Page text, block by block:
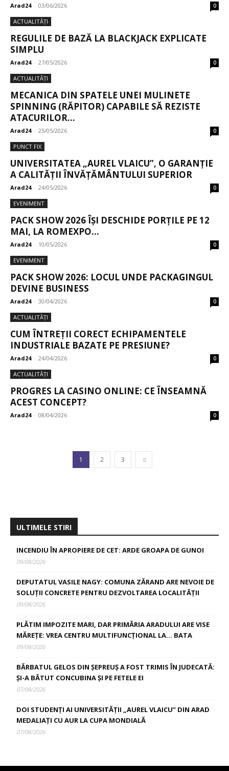
Arad24 - 03/06/2026 0
ACTUALITĂȚI
REGULILE DE BAZĂ LA BLACKJACK EXPLICATE
SIMPLU
Arad24 - 27/05/2026 0
ACTUALITĂȚI
MECANICA DIN SPATELE UNEI MULINETE
SPINNING (RĂPITOR) CAPABILE SĂ REZISTE
ATACURILOR...
Arad24 - 25/05/2026 0
PUNCT FIX
UNIVERSITATEA „AUREL VLAICU”, O GARANȚIE
A CALITĂȚII ÎNVĂȚĂMÂNTULUI SUPERIOR
Arad24 - 24/05/2026 0
EVENIMENT
PACK SHOW 2026 ÎȘI DESCHIDE PORȚILE PE 12
MAI, LA ROMEXPO...
Arad24 - 10/05/2026 0
EVENIMENT
PACK SHOW 2026: LOCUL UNDE PACKAGINGUL
DEVINE BUSINESS
Arad24 - 30/04/2026 0
ACTUALITĂȚI
CUM ÎNTREȚII CORECT ECHIPAMENTELE
INDUSTRIALE BAZATE PE PRESIUNE?
Arad24 - 24/04/2026 0
ACTUALITĂȚI
PROGRES LA CASINO ONLINE: CE ÎNSEAMNĂ
ACEST CONCEPT?
Arad24 - 08/04/2026 0
1 2 3
ULTIMELE STIRI
INCENDIU ÎN APROPIERE DE CET: ARDE GROAPA DE GUNOI
09/08/2026
DEPUTATUL VASILE NAGY: COMUNA ZĂRAND ARE NEVOIE DE
SOLUȚII CONCRETE PENTRU DEZVOLTAREA LOCALITĂȚII
09/08/2026
PLĂTIM IMPOZITE MARI, DAR PRIMĂRIA ARADULUI ARE VISE
MĂREȚE: VREA CENTRU MULTIFUNCȚIONAL LA… BATA
09/08/2026
BĂRBATUL GELOS DIN ȘEPREUȘ A FOST TRIMIS ÎN JUDECATĂ:
ȘI-A BĂTUT CONCUBINA ȘI PE FETELE EI
07/08/2026
DOI STUDENȚI AI UNIVERSITĂȚII „AUREL VLAICU” DIN ARAD
MEDALIAȚI CU AUR LA CUPA MONDIALĂ
07/08/2026